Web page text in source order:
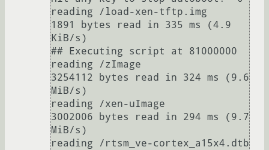
reading /load-xen-tftp.img
1891 bytes read in 335 ms (4.9
KiB/s)
## Executing script at 81000000
reading /zImage
3254112 bytes read in 324 ms (9.6
MiB/s)
reading /xen-uImage
3002006 bytes read in 294 ms (9.7
MiB/s)
reading /rtsm_ve-cortex_a15x4.dtb